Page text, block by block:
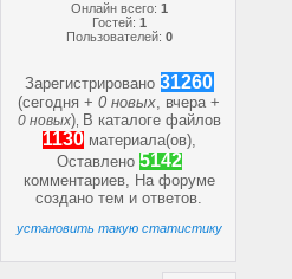
Онлайн всего: 1
Гостей: 1
Пользователей: 0
Зарегистрировано 31260
(сегодня +0 новых, вчера +
0 новых) В каталоге файлов
1130 материала(ов),
Оставлено 5142
комментариев, На форуме
созданотем иответов.
установить такую статистику